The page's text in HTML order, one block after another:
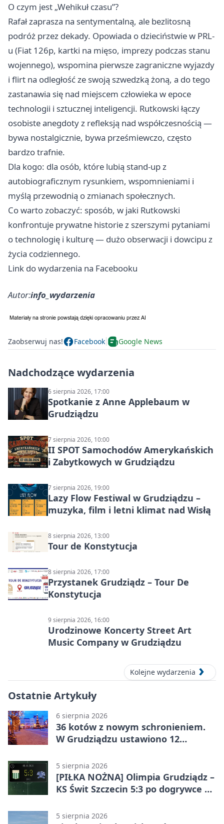
O czym jest „Wehikuł czasu”?
Rafał zaprasza na sentymentalną, ale bezlitosną
podróż przez dekady. Opowiada o dzieciństwie w PRL-
u (Fiat 126p, kartki na mięso, imprezy podczas stanu
wojennego), wspomina pierwsze zagraniczne wyjazdy
i flirt na odległość ze swoją szwedzką żoną, a do tego
zastanawia się nad miejscem człowieka w epoce
technologii i sztucznej inteligencji. Rutkowski łączy
osobiste anegdoty z refleksją nad współczesnością —
bywa nostalgicznie, bywa prześmiewczo, często
bardzo trafnie.
Dla kogo: dla osób, które lubią stand-up z
autobiograficznym rysunkiem, wspomnieniami i
myślą przewodnią o zmianach społecznych.
Co warto zobaczyć: sposób, w jaki Rutkowski
konfrontuje prywatne historie z szerszymi pytaniami
o technologię i kulturę — dużo obserwacji i dowcipu z
życia codziennego.
Link do wydarzenia na Facebooku
Autor:info_wydarzenia
Zaobserwuj nas! Facebook Google News
Nadchodzące wydarzenia
6 sierpnia 2026, 17:00
Spotkanie z Anne Applebaum w
Grudziądzu
7 sierpnia 2026, 10:00
II SPOT Samochodów Amerykańskich
i Zabytkowych w Grudziądzu
7 sierpnia 2026, 19:00
Lazy Flow Festiwal w Grudziądzu –
muzyka, film i letni klimat nad Wisłą
8 sierpnia 2026, 13:00
Tour de Konstytucja
8 sierpnia 2026, 17:00
Przystanek Grudziądz – Tour De
Konstytucja
9 sierpnia 2026, 16:00
Urodzinowe Koncerty Street Art
Music Company w Grudziądzu
Kolejne wydarzenia
Ostatnie Artykuły
6 sierpnia 2026
36 kotów z nowym schronieniem.
W Grudziądzu ustawiono 12
5 sierpnia 2026
[PIŁKA NOŻNA] Olimpia Grudziądz –
KS Świt Szczecin 5:3 po dogrywce w
odwrócili losy meczu
5 sierpnia 2026